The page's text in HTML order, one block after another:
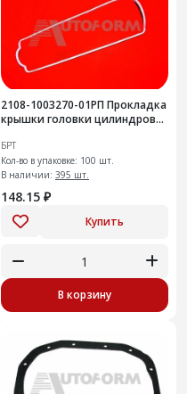
2108-1003270-01РП Прокладка
крышки головки цилиндров
БРТ
Кол-во в упаковке: 100 шт.
В наличии: 395 шт.
148.15 ₽
Купить
В корзину